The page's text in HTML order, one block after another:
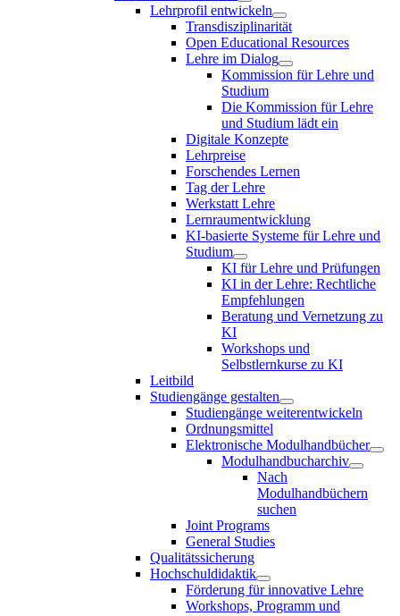
Lehrprofil entwickeln
Transdisziplinarität
Open Educational Resources
Lehre im Dialog
Kommission für Lehre und
Studium
Die Kommission für Lehre
und Studium lädt ein
Digitale Konzepte
Lehrpreise
Forschendes Lernen
Tag der Lehre
Werkstatt Lehre
Lernraumentwicklung
KI-basierte Systeme für Lehre und
Studium
KI für Lehre und Prüfungen
KI in der Lehre: Rechtliche
Empfehlungen
Beratung und Vernetzung zu
KI
Workshops und
Selbstlernkurse zu KI
Leitbild
Studiengänge gestalten
Studiengänge weiterentwickeln
Ordnungsmittel
Elektronische Modulhandbücher
Modulhandbucharchiv
Nach
Modulhandbüchern
suchen
Joint Programs
General Studies
Qualitätssicherung
Hochschuldidaktik
Förderung für innovative Lehre
Workshops, Programm und